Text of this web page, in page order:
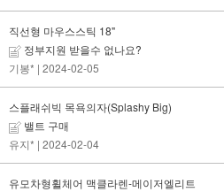
직선형 마우스스틱 18"
정부지원 받을수 없나요?
기봉* | 2024-02-05
스플래쉬빅 목욕의자(Splashy Big)
밸트 구매
유지* | 2024-02-04
유모차형휠체어 맥클라렌-메이저엘리트